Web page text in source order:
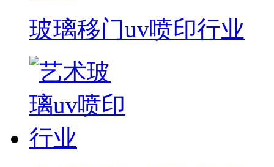
玻璃移门uv喷印行业